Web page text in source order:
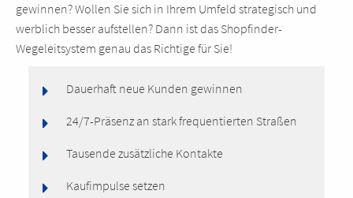
gewinnen? Wollen Sie sich in Ihrem Umfeld strategisch und
werblich besser aufstellen? Dann ist das Shopfinder-
Wegeleitsystem genau das Richtige für Sie!
Dauerhaft neue Kunden gewinnen
24/7-Präsenz an stark frequentierten Straßen
Tausende zusätzliche Kontakte
Kaufimpulse setzen